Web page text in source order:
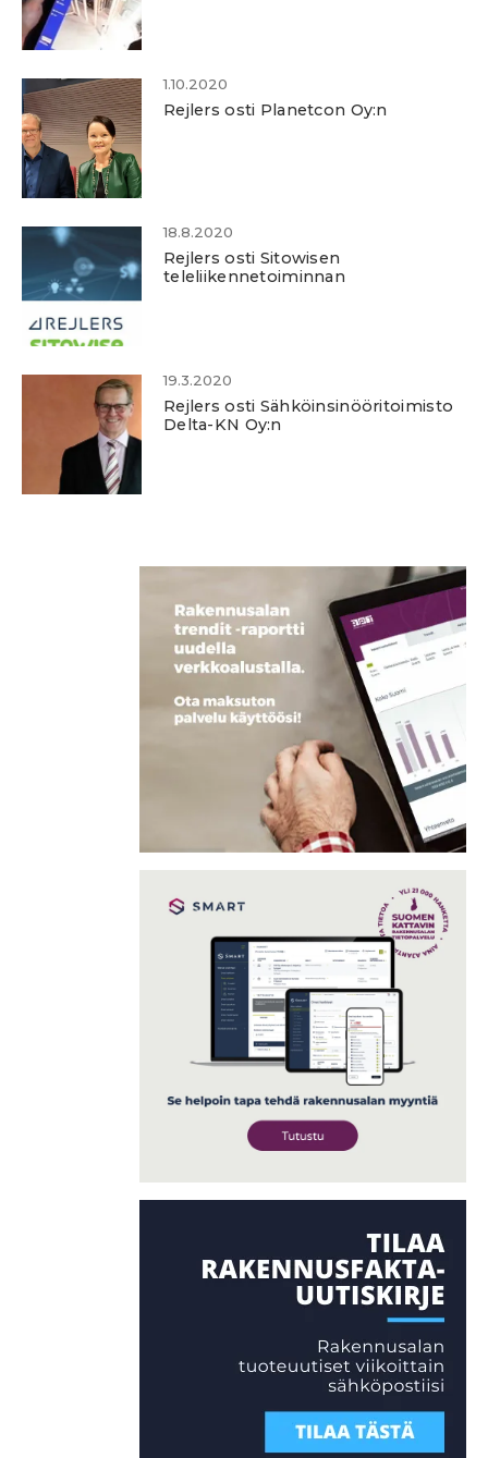
1.10.2020
Rejlers osti Planetcon Oy:n
18.8.2020
Rejlers osti Sitowisen
teleliikennetoiminnan
19.3.2020
Rejlers osti Sähköinsinööritoimisto
Delta-KN Oy:n